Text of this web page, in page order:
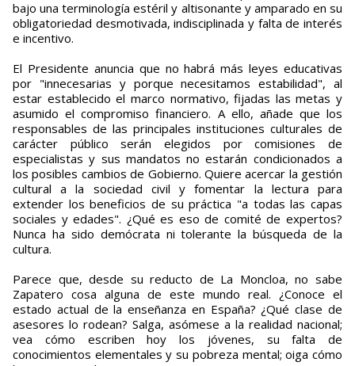
bajo una terminología estéril y altisonante y amparado en su
obligatoriedad desmotivada, indisciplinada y falta de interés
e incentivo.
El Presidente anuncia que no habrá más leyes educativas
por "innecesarias y porque necesitamos estabilidad", al
estar establecido el marco normativo, fijadas las metas y
asumido el compromiso financiero. A ello, añade que los
responsables de las principales instituciones culturales de
carácter público serán elegidos por comisiones de
especialistas y sus mandatos no estarán condicionados a
los posibles cambios de Gobierno. Quiere acercar la gestión
cultural a la sociedad civil y fomentar la lectura para
extender los beneficios de su práctica "a todas las capas
sociales y edades". ¿Qué es eso de comité de expertos?
Nunca ha sido demócrata ni tolerante la búsqueda de la
cultura.
Parece que, desde su reducto de La Moncloa, no sabe
Zapatero cosa alguna de este mundo real. ¿Conoce el
estado actual de la enseñanza en España? ¿Qué clase de
asesores lo rodean? Salga, asómese a la realidad nacional;
vea cómo escriben hoy los jóvenes, su falta de
conocimientos elementales y su pobreza mental; oiga cómo